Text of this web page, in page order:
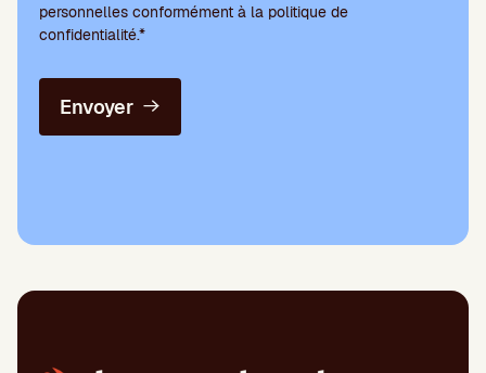
personnelles conformément à la politique de
confidentialité.*
Envoyer